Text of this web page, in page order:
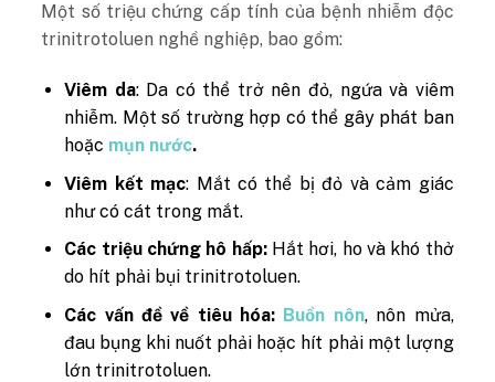
Một số triệu chứng cấp tính của bệnh nhiễm độc
trinitrotoluen nghề nghiệp, bao gồm:
Viêm da: Da có thể trở nên đỏ, ngứa và viêm
nhiễm. Một số trường hợp có thể gây phát ban
hoặc mụn nước.
Viêm kết mạc: Mắt có thể bị đỏ và cảm giác
như có cát trong mắt.
Các triệu chứng hô hấp:Hắt hơi, ho và khó thở
do hít phải bụi trinitrotoluen.
Các vấn đề về tiêu hóa: Buồn nôn, nôn mửa,
đau bụng khi nuốt phải hoặc hít phải một lượng
lớn trinitrotoluen.